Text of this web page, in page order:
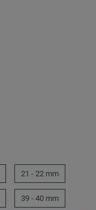
21 - 22 mm
39 - 40 mm